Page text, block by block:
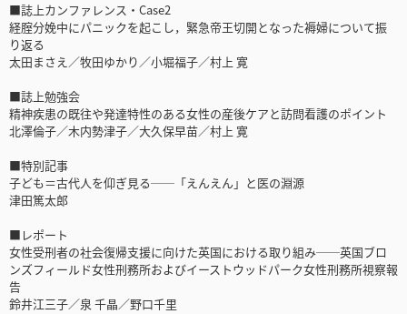
■誌上カンファレンス・Case2
経腟分娩中にパニックを起こし，緊急帝王切開となった褥婦について振
り返る
太田まさえ／牧田ゆかり／小堀福子／村上 寛
■誌上勉強会
精神疾患の既往や発達特性のある女性の産後ケアと訪問看護のポイント
北澤倫子／木内勢津子／大久保早苗／村上 寛
■特別記事
子ども＝古代人を仰ぎ見る──「えんえん」と医の淵源
津田篤太郎
■レポート
女性受刑者の社会復帰支援に向けた英国における取り組み──英国ブロ
ンズフィールド女性刑務所およびイーストウッドパーク女性刑務所視察報
告
鈴井江三子／泉 千晶／野口千里